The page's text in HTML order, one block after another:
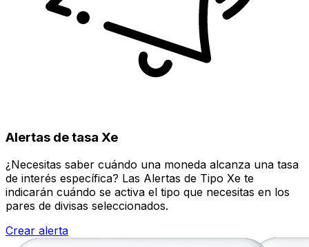
Alertas de tasa Xe
¿Necesitas saber cuándo una moneda alcanza una tasa
de interés específica? Las Alertas de Tipo Xe te
indicarán cuándo se activa el tipo que necesitas en los
pares de divisas seleccionados.
Crear alerta